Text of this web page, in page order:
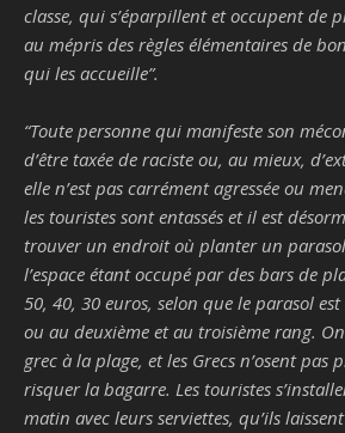
classe, qui s’éparpillent et occupent de
au mépris des règles élémentaires de
qui les accueille”.
“Toute personne qui manifeste son
d’être taxée de raciste ou, au mieux,
elle n’est pas carrément agressée ou
les touristes sont entassés et il est
trouver un endroit où planter un
l’espace étant occupé par des bars de
50, 40, 30 euros, selon que le parasol
ou au deuxième et au troisième rang.
grec à la plage, et les Grecs n’osent pas
risquer la bagarre. Les touristes
matin avec leurs serviettes, qu’ils